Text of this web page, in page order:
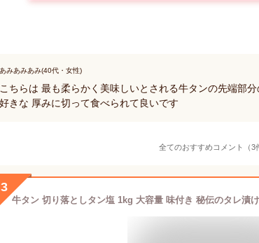
あみあみあみ(40代・女性)
こちらは 最も柔らかく美味しいとされる牛タンの先端部
好きな 厚みに切って食べられて良いです
全てのおすすめコメント（3
3